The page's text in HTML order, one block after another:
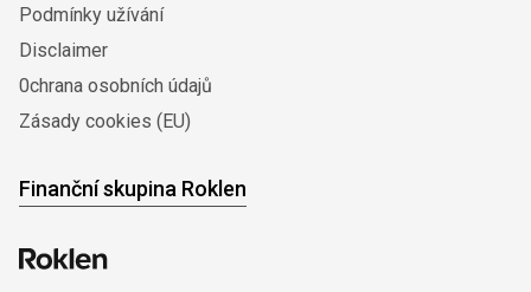
Podmínky užívání
Disclaimer
0chrana osobních údajů
Zásady cookies (EU)
Finanční skupina Roklen